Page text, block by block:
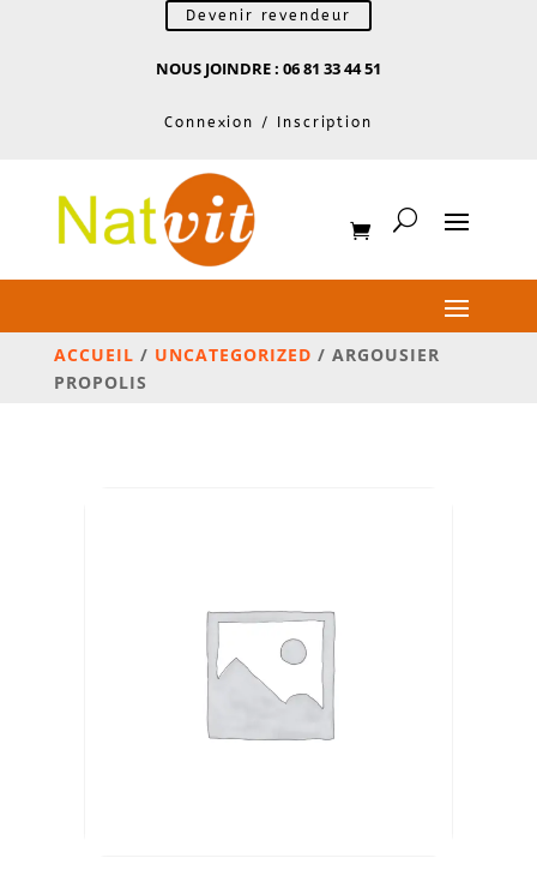
Devenir revendeur
NOUS JOINDRE : 06 81 33 44 51
Connexion / Inscription
ACCUEIL / UNCATEGORIZED / ARGOUSIER
PROPOLIS